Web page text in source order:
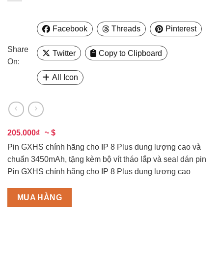
Share
On:
Facebook Threads Pinterest
Twitter Copy to Clipboard
All Icon
205.000₫ ~ $
Pin GXHS chính hãng cho IP 8 Plus dung lượng cao và
chuẩn 3450mAh, tặng kèm bộ vít tháo lắp và seal dán pin
Pin GXHS chính hãng cho IP 8 Plus dung lượng cao
MUA HÀNG